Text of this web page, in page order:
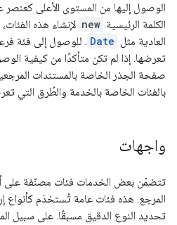
الوصول إليها من المستوى الأعلى كعنصر
الكلمة الرئيسية new
العادية مثل Date . للوصول إلى فئة
تعرضها. إذا لم تكن متأكدًا من كيفية
صفحة الجذر الخاصة بالمستندات
بالفئات الخاصة بالخدمة والطُرق التي
واجهات
تتضمّن بعض الخدمات فئات مصنّفة على
المرجع. هذه فئات عامة تُستخدَم كأنواع
تحديد النوع الدقيق مسبقًا. على سبيل